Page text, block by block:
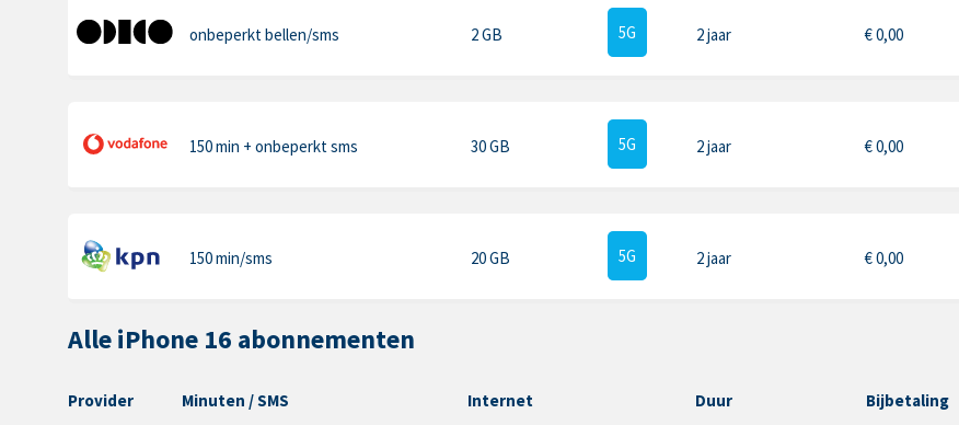
onbeperkt bellen/sms 2 GB 5G 2 jaar €0,00
150 min + onbeperkt sms 30 GB 5G 2 jaar €0,00
150 min/sms 20 GB 5G 2 jaar €0,00
Alle iPhone 16 abonnementen
Provider Minuten / SMS Internet Duur Bijbetaling